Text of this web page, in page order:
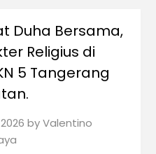
Duha Bersama,
Religius di
5 Tangerang
byValentino